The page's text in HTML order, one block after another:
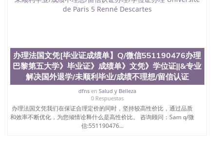
办理法国文凭[毕业证成绩单】Q/微信551190476办理
巴黎第五大学》毕业证》成绩单》文凭》学位证||&专业
解决国外退学/未顺利毕业/成绩不理想/留信认证
dfnsen Salud y Belleza
0 Respuestas
办理法国文凭我们在保证合理定价的同时，坚持较高性价比，通过品质
和效率不断优化，为您倾情诠释什么是高性价比。 咨询顾问：Sam q/微
信:551190476...